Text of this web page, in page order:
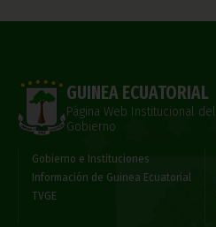
GUINEA ECUATORIAL
Página Web Institucional del
Gobierno
Gobierno e Instituciones
Información de Guinea Ecuatorial
TVGE